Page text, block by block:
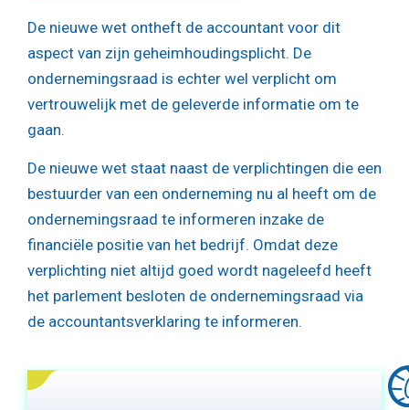
De nieuwe wet ontheft de accountant voor dit
aspect van zijn geheimhoudingsplicht. De
ondernemingsraad is echter wel verplicht om
vertrouwelijk met de geleverde informatie om te
gaan.
De nieuwe wet staat naast de verplichtingen die een
bestuurder van een onderneming nu al heeft om de
ondernemingsraad te informeren inzake de
financiële positie van het bedrijf. Omdat deze
verplichting niet altijd goed wordt nageleefd heeft
het parlement besloten de ondernemingsraad via
de accountantsverklaring te informeren.